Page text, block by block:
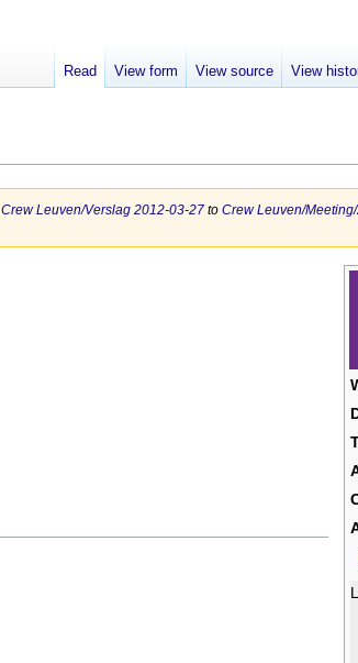
Crew Leuven/Verslag 2012-03-27to Crew Leuven/
Read View form View source View